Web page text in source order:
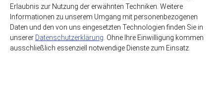
Erlaubnis zur Nutzung der erwähnten Techniken. Weitere
Informationen zu unserem Umgang mit personenbezogenen
Daten und den von uns eingesetzten Technologien finden Sie in
unserer Datenschutzerklärung . Ohne Ihre Einwilligung kommen
ausschließlich essenziell notwendige Dienste zum Einsatz.